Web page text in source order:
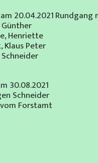
20.04.2021
Henriette
Klaus Peter
Rundgang
30.08.2021
Schneider
Forstamt